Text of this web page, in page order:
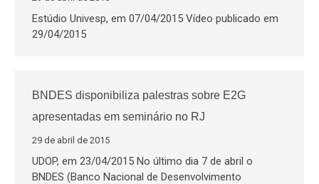
Estúdio Univesp, em 07/04/2015 Vídeo publicado em
29/04/2015
BNDES disponibiliza palestras sobre E2G
apresentadas em seminário no RJ
29 de abril de 2015
UDOP, em 23/04/2015 No último dia 7 de abril o
BNDES (Banco Nacional de Desenvolvimento